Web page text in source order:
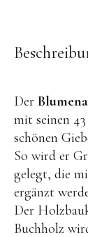
Der
mit seinen
schönen
So wird er
gelegt, die
ergänzt
Der
Buchholz